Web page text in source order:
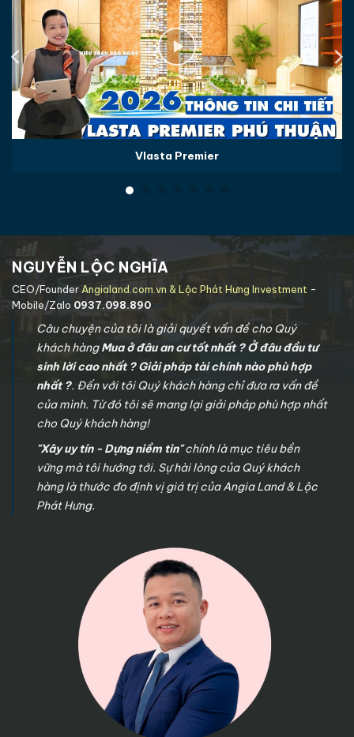
Vlasta Premier
NGUYỄN LỘC NGHĨA
CEO/Founder Angialand.com.vn & Lộc Phát Hưng Investment -
Mobile/Zalo 0937.098.890
Câu chuyện của tôi là giải quyết vấn đề cho Quý
khách hàngMua ở đâu an cư tốt nhất ? Ở đâu đầu tư
sinh lời cao nhất ? Giải pháp tài chính nào phù hợp
nhất ?. Đến với tôi Quý khách hàng chỉ đưa ra vấn đề
của mình. Từ đó tôi sẽ mang lại giải pháp phù hợp nhất
cho Quý khách hàng!
"Xây uy tín - Dựng niềm tin"chính là mục tiêu bền
vững mà tôi hướng tới. Sự hài lòng của Quý khách
hàng là thước đo định vị giá trị của Angia Land & Lộc
Phát Hưng.